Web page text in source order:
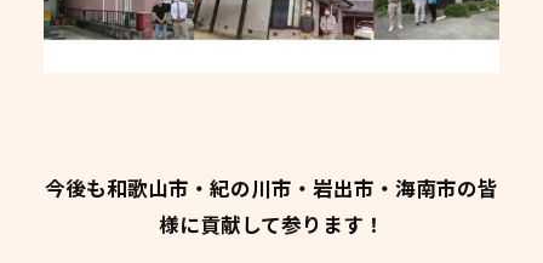
今後も和歌山市・紀の川市・岩出市・海南市の皆
様に貢献して参ります！